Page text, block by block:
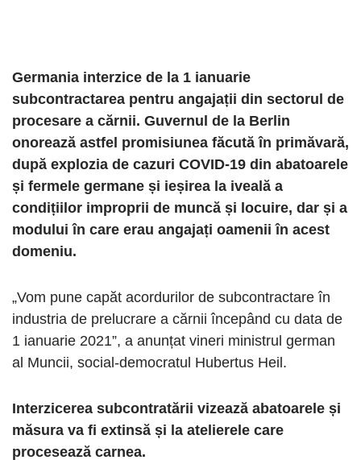
Germania interzice de la 1 ianuarie
subcontractarea pentru angajații din sectorul de
procesare a cărnii. Guvernul de la Berlin
onorează astfel promisiunea făcută în primăvară,
după explozia de cazuri COVID-19 din abatoarele
și fermele germane și ieșirea la iveală a
condițiilor improprii de muncă și locuire, dar și a
modului în care erau angajați oamenii în acest
domeniu.
„Vom pune capăt acordurilor de subcontractare în
industria de prelucrare a cărnii începând cu data de
1 ianuarie 2021”, a anunțat vineri ministrul german
al Muncii, social-democratul Hubertus Heil.
Interzicerea subcontratării vizează abatoarele și
măsura va fi extinsă și la atelierele care
procesează carnea.